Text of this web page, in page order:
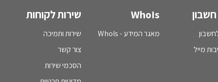
חשבון
מייל
WhoIs
מאגר המידע - WhoIs
שירות לקוחות
שירות ותמיכה
צור קשר
הסכמי שירות